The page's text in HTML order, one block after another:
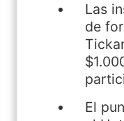
Las
de
El